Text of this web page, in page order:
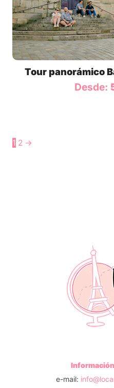
Tour panorámico
Desde:
1 2 →
e-mail: